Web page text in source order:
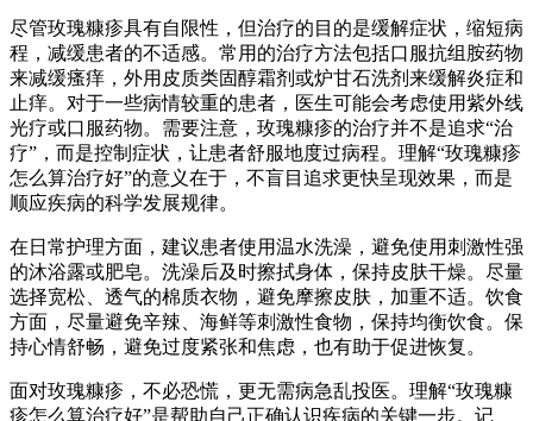
尽管玫瑰糠疹具有自限性，但治疗的目的是缓解症状，缩短病
程，减缓患者的不适感。常用的治疗方法包括口服抗组胺药物
来减缓瘙痒，外用皮质类固醇霜剂或炉甘石洗剂来缓解炎症和
止痒。对于一些病情较重的患者，医生可能会考虑使用紫外线
光疗或口服药物。需要注意，玫瑰糠疹的治疗并不是追求“治
疗”，而是控制症状，让患者舒服地度过病程。理解“玫瑰糠疹
怎么算治疗好”的意义在于，不盲目追求更快呈现效果，而是
顺应疾病的科学发展规律。
在日常护理方面，建议患者使用温水洗澡，避免使用刺激性强
的沐浴露或肥皂。洗澡后及时擦拭身体，保持皮肤干燥。尽量
选择宽松、透气的棉质衣物，避免摩擦皮肤，加重不适。饮食
方面，尽量避免辛辣、海鲜等刺激性食物，保持均衡饮食。保
持心情舒畅，避免过度紧张和焦虑，也有助于促进恢复。
面对玫瑰糠疹，不必恐慌，更无需病急乱投医。理解“玫瑰糠
疹怎么算治疗好”是帮助自己正确认识疾病的关键一步。记